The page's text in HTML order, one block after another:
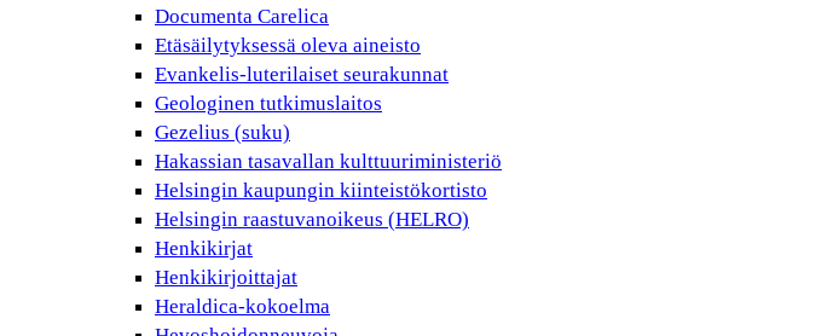
Documenta Carelica
Etäsäilytyksessä oleva aineisto
Evankelis-luterilaiset seurakunnat
Geologinen tutkimuslaitos
Gezelius (suku)
Hakassian tasavallan kulttuuriministeriö
Helsingin kaupungin kiinteistökortisto
Helsingin raastuvanoikeus (HELRO)
Henkikirjat
Henkikirjoittajat
Heraldica-kokoelma